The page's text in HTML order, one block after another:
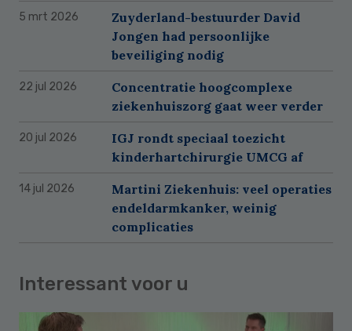
5 mrt 2026
Zuyderland-bestuurder David
Jongen had persoonlijke
beveiliging nodig
22 jul 2026
Concentratie hoogcomplexe
ziekenhuiszorg gaat weer verder
20 jul 2026
IGJ rondt speciaal toezicht
kinderhartchirurgie UMCG af
14 jul 2026
Martini Ziekenhuis: veel operaties
endeldarmkanker, weinig
complicaties
Interessant voor u